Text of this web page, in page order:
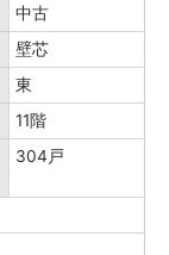
中古
壁芯
東
11階
304戸